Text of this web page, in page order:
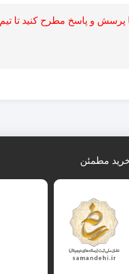
و پاسخ مطرح کنید تا
مطمئن